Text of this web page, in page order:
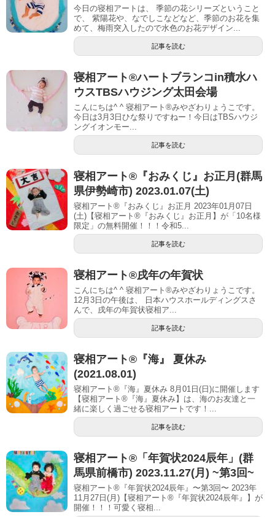
今日の寝相アートは、 季節の花シリーズということ
で、 紫陽花や、なでしこなどなど、季節のお花を集
めて、梅雨突入したので水色のお花デザイン...
記事を読む
寝相アート®︎ハートブランコin積水ハ
ウスTBSハウジング太田会場
こんにちは^ ^ 寝相アート®︎みやざわりょうこです。
今日は3月3日ひな祭りですねー！今日はTBSハウジ
ングイオンモー...
記事を読む
寝相アート®︎『おみくじ』お正月(群馬
県伊勢崎市) 2023.01.07(土)
寝相アート®『おみくじ』お正月 2023年01月07日
(土)【寝相アート®︎『おみくじ』お正月】が「10名様
限定」の無料開催！！！令和5...
記事を読む
寝相アート®戌年の年賀状
こんにちは^ ^ 寝相アート®︎みやざわりょうこです。
12月3日の午後は、 日本ハウスホールディングスさ
んで、戌年の年賀状寝相ア...
記事を読む
寝相アート®︎『海』 夏休み
(2021.08.01)
寝相アート®『海』夏休み 8月01日(日)に開催します
【寝相アート®︎『海』夏休み】は、海のお友達と一
緒に楽しく過ごせる寝相アートです！...
記事を読む
寝相アート®︎「年賀状2024辰年」(群
馬県前橋市) 2023.11.27(月) ~第3回~
寝相アート®『年賀状2024辰年』〜第3回〜 2023年
11月27日(月)【寝相アート®︎『年賀状2024辰年』】が
開催！！！可愛く寝相...